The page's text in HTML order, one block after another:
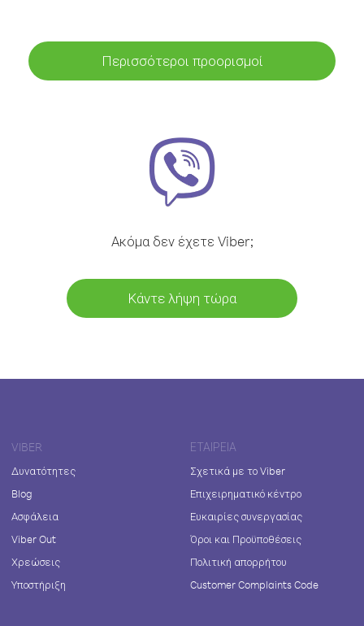
Περισσότεροι προορισμοί
Ακόμα δεν έχετε Viber;
Κάντε λήψη τώρα
VIBER
Δυνατότητες
Blog
Ασφάλεια
Viber Out
Χρεώσεις
Υποστήριξη
ΕΤΑΙΡΕΊΑ
Σχετικά με το Viber
Επιχειρηματικό κέντρο
Ευκαιρίες συνεργασίας
Όροι και Προϋποθέσεις
Πολιτική απορρήτου
Customer Complaints Code